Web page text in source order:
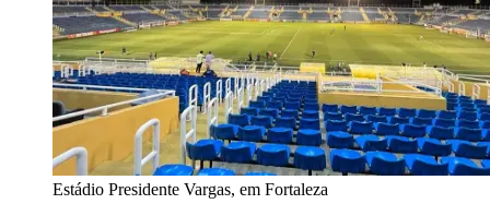
Estádio Presidente Vargas, em Fortaleza